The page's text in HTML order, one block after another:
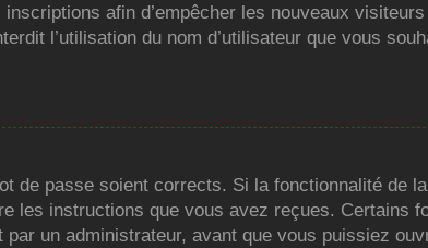
afin d’empêcher les nouveaux
l’utilisation du nom d’utilisateur que vous
de passe soient corrects. Si la fonctionnalité de
les instructions que vous avez reçues. Certains
un administrateur, avant que vous puissiez